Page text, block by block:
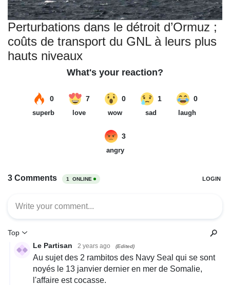
Perturbations dans le détroit d’Ormuz ;
coûts de transport du GNL à leurs plus
hauts niveaux